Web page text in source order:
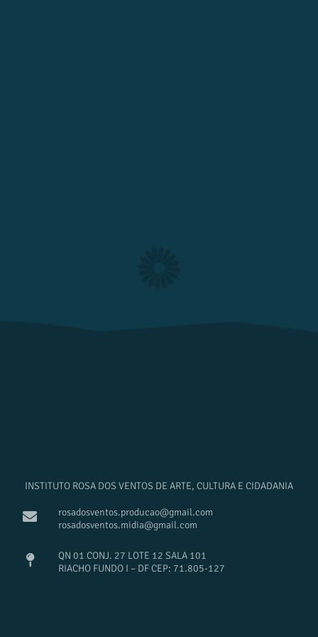
INSTITUTO ROSA DOS VENTOS DE ARTE, CULTURA E CIDADANIA
rosadosventos.producao@gmail.com
rosadosventos.midia@gmail.com
QN 01 CONJ. 27 LOTE 12 SALA 101
RIACHO FUNDO I – DF CEP: 71.805-127